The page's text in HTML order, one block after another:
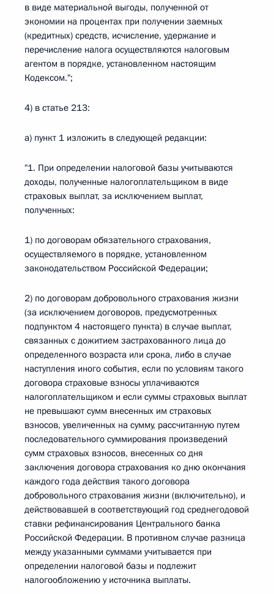
в виде материальной выгоды, полученной от
экономии на процентах при получении заемных
(кредитных) средств, исчисление, удержание и
перечисление налога осуществляются налоговым
агентом в порядке, установленном настоящим
Кодексом.";
4) в статье 213:
а) пункт 1 изложить в следующей редакции:
"1. При определении налоговой базы учитываются
доходы, полученные налогоплательщиком в виде
страховых выплат, за исключением выплат,
полученных:
1) по договорам обязательного страхования,
осуществляемого в порядке, установленном
законодательством Российской Федерации;
2) по договорам добровольного страхования жизни
(за исключением договоров, предусмотренных
подпунктом 4 настоящего пункта) в случае выплат,
связанных с дожитием застрахованного лица до
определенного возраста или срока, либо в случае
наступления иного события, если по условиям такого
договора страховые взносы уплачиваются
налогоплательщиком и если суммы страховых выплат
не превышают сумм внесенных им страховых
взносов, увеличенных на сумму, рассчитанную путем
последовательного суммирования произведений
сумм страховых взносов, внесенных со дня
заключения договора страхования ко дню окончания
каждого года действия такого договора
добровольного страхования жизни (включительно), и
действовавшей в соответствующий год среднегодовой
ставки рефинансирования Центрального банка
Российской Федерации. В противном случае разница
между указанными суммами учитывается при
определении налоговой базы и подлежит
налогообложению у источника выплаты.